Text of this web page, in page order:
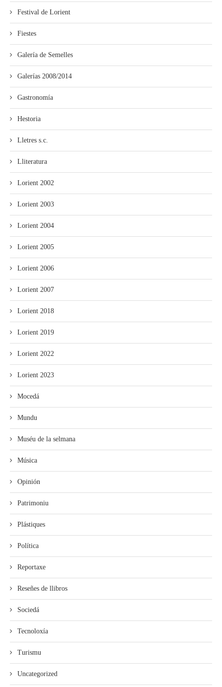
Festival de Lorient
Fiestes
Galería de Semelles
Galerías 2008/2014
Gastronomía
Hestoria
Lletres s.c.
Lliteratura
Lorient 2002
Lorient 2003
Lorient 2004
Lorient 2005
Lorient 2006
Lorient 2007
Lorient 2018
Lorient 2019
Lorient 2022
Lorient 2023
Mocedá
Mundu
Muséu de la selmana
Música
Opinión
Patrimoniu
Plástiques
Política
Reportaxe
Reseñes de llibros
Sociedá
Tecnoloxía
Turismu
Uncategorized